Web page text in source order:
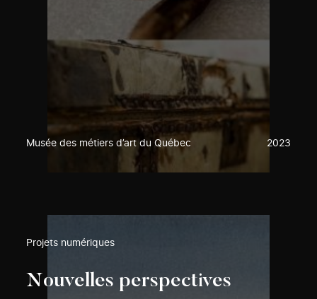
Musée des métiers d’art du Québec 2023
Projets numériques
Nouvelles perspectives